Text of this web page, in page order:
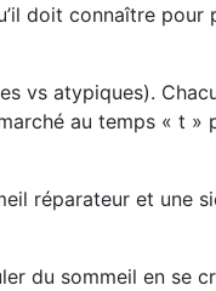
doit connaître pour
vs atypiques).
au temps « t »
réparateur et une
du sommeil en se